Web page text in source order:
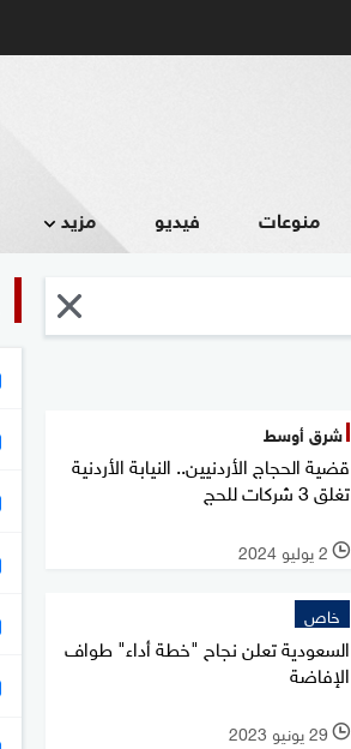
منوعات فيديو مزيد
شرق أوسط
قضية الحجاج الأردنيين.. النيابة الأردنية
تغلق 3 شركات للحج
l 2 يوليو 2024
خاص
السعودية تعلن نجاح "خطة أداء" طواف
الإفاضة
l 29 يونيو 2023